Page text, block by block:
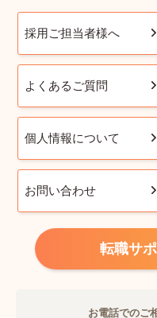
採用ご担当者様へ
よくあるご質問
個人情報について
お問い合わせ
転職サ
お電話でのご